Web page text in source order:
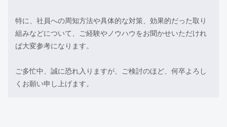
特に、社員への周知方法や具体的な対策、効果的だった取り
組みなどについて、ご経験やノウハウをお聞かせいただけれ
ば大変参考になります。
ご多忙中、誠に恐れ入りますが、ご検討のほど、何卒よろし
くお願い申し上げます。